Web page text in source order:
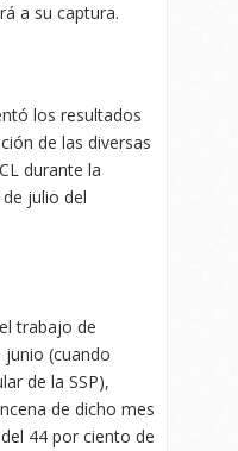
a su captura.
los resultados
de las diversas
durante la
julio del
trabajo de
junio (cuando
de la SSP),
de dicho mes
44 por ciento de